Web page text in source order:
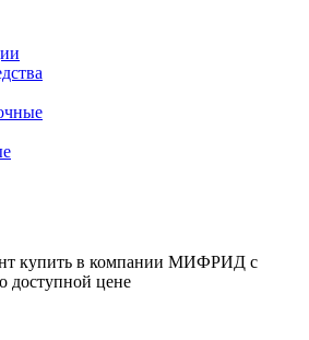
купить в компании МИФРИД с
доступной цене